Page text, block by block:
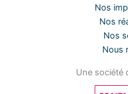
Nos
Nos
Nos
Nous
Une société